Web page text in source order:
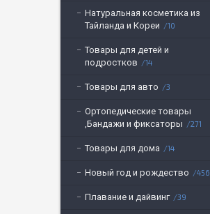
Натуральная косметика из
Тайланда и Кореи
10
Товары для детей и
подростков
14
Товары для авто 3
Ортопедические товары
,Бандажи и фиксаторы
271
Товары для дома 14
Новый год и рождество 456
Плавание и дайвинг 39